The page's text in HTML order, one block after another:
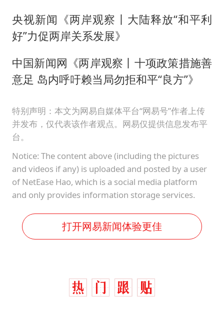
央视新闻《两岸观察丨大陆释放“和平利
好”力促两岸关系发展》
中国新闻网《两岸观察丨十项政策措施善
意足 岛内呼吁赖当局勿拒和平“良方”》
特别声明：本文为网易自媒体平台“网易号”作者上传
并发布，仅代表该作者观点。网易仅提供信息发布平
台。
Notice: The content above (including the pictures
and videos if any) is uploaded and posted by a user
of NetEase Hao, which is a social media platform
and only provides information storage services.
打开网易新闻体验更佳